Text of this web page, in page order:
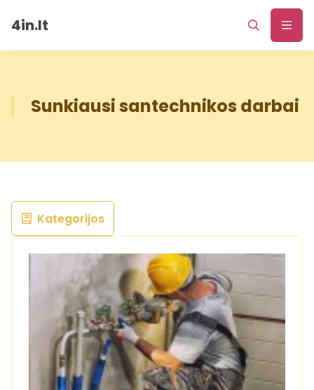
4in.lt
Sunkiausi santechnikos darbai
Kategorijos